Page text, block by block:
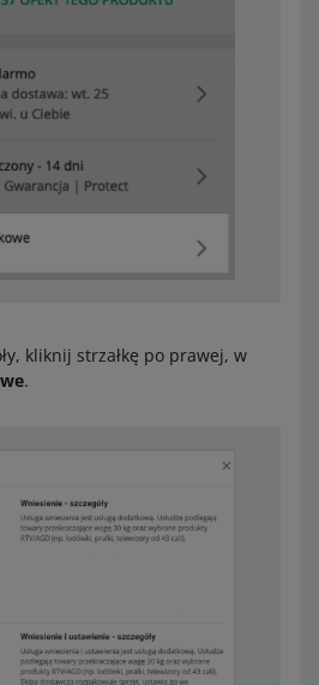
kliknij strzałkę po prawej, w
.